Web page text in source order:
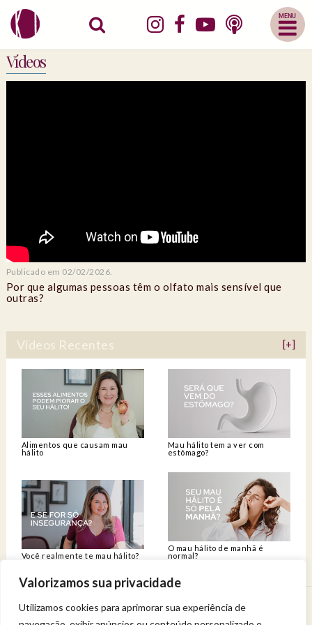
Valorizamos sua privacidade
Utilizamos cookies para aprimorar sua experiência de
Abrir
Menu
Mobile
Vídeos
Publicado em 02/02/2026.
Por que algumas pessoas têm o olfato mais sensível que
outras?
Vídeos Recentes [+]
Alimentos que causam mau
hálito
Mau hálito tem a ver com
estômago?
Você realmente te mau hálito?
O mau hálito de manhã é
normal?
Venha viver uma experiência de bem-estar.